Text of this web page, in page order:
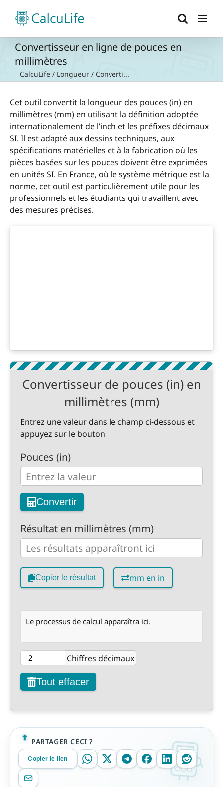
contenu
Convertisseur en ligne de pouces en
millimètres
CalcuLife / Longueur / Converti...
Cet outil convertit la longueur des pouces (in) en
millimètres (mm) en utilisant la définition adoptée
internationalement de l’inch et les préfixes décimaux
SI. Il est adapté aux dessins techniques, aux
spécifications matérielles et à la fabrication où les
pièces basées sur les pouces doivent être exprimées
en unités SI. En France, où le système métrique est la
norme, cet outil est particulièrement utile pour les
professionnels et les étudiants qui travaillent avec
des mesures précises.
Convertisseur de pouces (in) en
millimètres (mm)
Entrez une valeur dans le champ ci-dessous et
appuyez sur le bouton
Pouces (in)
Convertir
Résultat en millimètres (mm)
Copier le résultat mm en in
Le processus de calcul apparaîtra ici.
Chiffres décimaux
Tout effacer
PARTAGER CECI ?
Copier le lien